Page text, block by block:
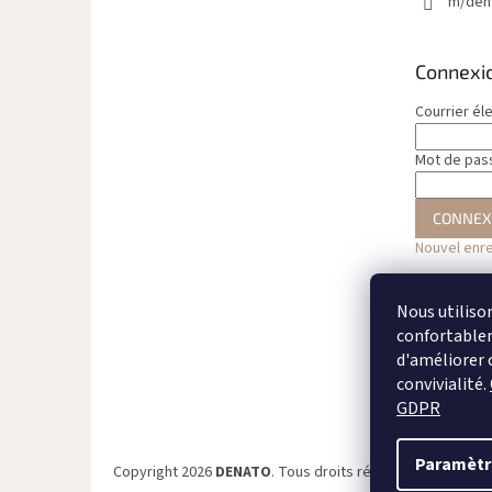
Nous
d'améliorer
convivialité.
GDPR
Courrier
Mot de
Nouvel
Copyright 2026 DENATO. Tous droits réservés.Modifier